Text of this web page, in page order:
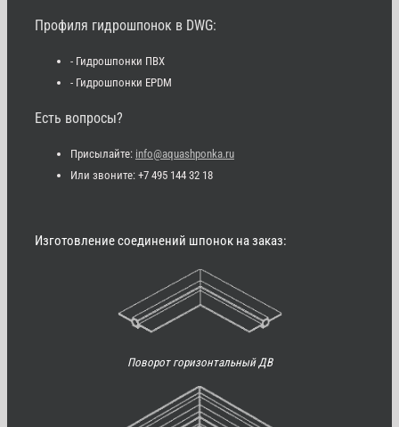
Профиля гидрошпонок в DWG:
- Гидрошпонки ПВХ
- Гидрошпонки EPDM
Есть вопросы?
Присылайте: info@aquashponka.ru
Или звоните: +7 495 144 32 18
Изготовление соединений шпонок на заказ:
Поворот горизонтальный ДВ